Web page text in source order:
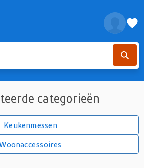
categorieën
Keukenmessen